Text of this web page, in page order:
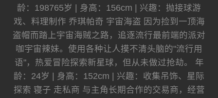
龄：198765岁 | 身高：156cm | 兴趣：抛接球游
戏、料理制作 乔琪帕奇 宇宙海盗 因为捡到一顶海
盗帽而踏上宇宙海贼之路，追逐流行最前端的派对
咖宇宙辣妹。使用各种让人摸不清头脑的"流行用
语"，热爱冒险探索新星球，但从未做过抢劫。 年
龄：24岁 | 身高：152cm | 兴趣：收集吊饰、星际
探索 寝子 走私商 与主角长期合作的交易商，经营